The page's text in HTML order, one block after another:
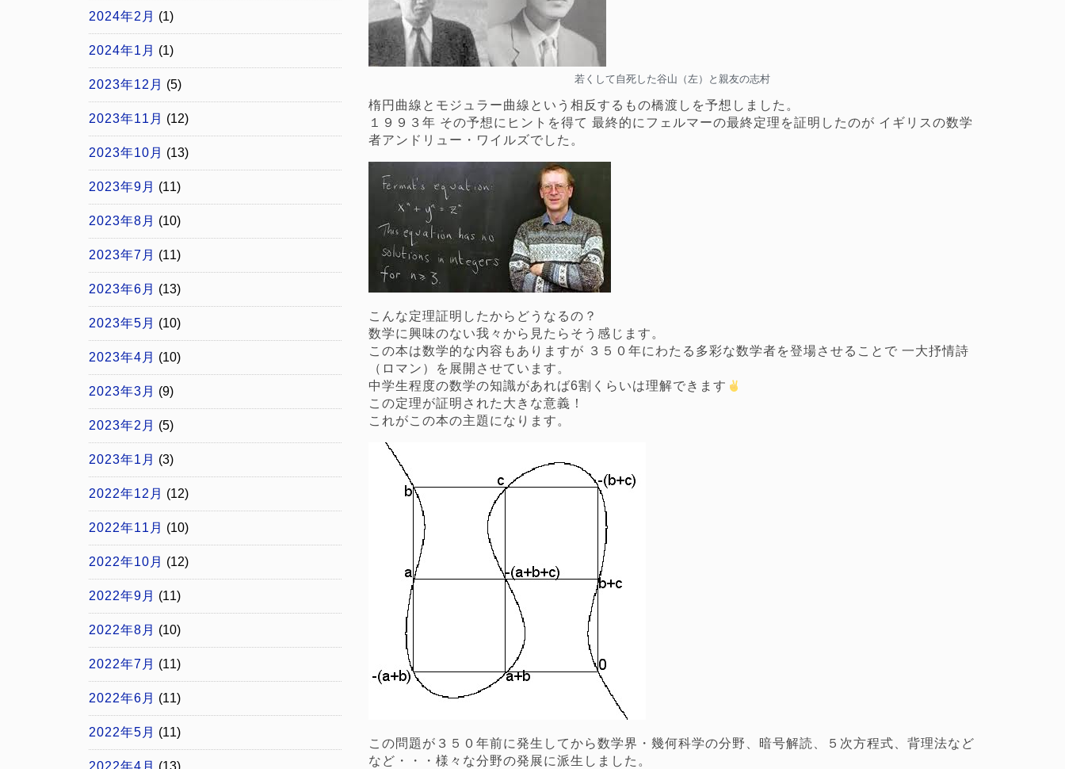
若くして自死した谷山（左）と親友の志村
楕円曲線とモジュラー曲線という相反するもの橋渡しを予想しました。
１９９３年 その予想にヒントを得て 最終的にフェルマーの最終定理を証明したのが イギリスの数学
者アンドリュー・ワイルズでした。
こんな定理証明したからどうなるの？
数学に興味のない我々から見たらそう感じます。
この本は数学的な内容もありますが ３５０年にわたる多彩な数学者を登場させることで 一大抒情詩
（ロマン）を展開させています。
中学生程度の数学の知識があれば6割くらいは理解できます
この定理が証明された大きな意義！
これがこの本の主題になります。
この問題が３５０年前に発生してから数学界・幾何科学の分野、暗号解読、５次方程式、背理法など
など・・・様々な分野の発展に派生しました。
2024年2月 (1)
2024年1月 (1)
2023年12月 (5)
2023年11月 (12)
2023年10月 (13)
2023年9月 (11)
2023年8月 (10)
2023年7月 (11)
2023年6月 (13)
2023年5月 (10)
2023年4月 (10)
2023年3月 (9)
2023年2月 (5)
2023年1月 (3)
2022年12月 (12)
2022年11月 (10)
2022年10月 (12)
2022年9月 (11)
2022年8月 (10)
2022年7月 (11)
2022年6月 (11)
2022年5月 (11)
2022年4月 (13)